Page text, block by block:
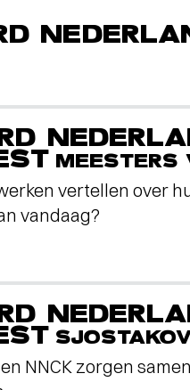
MEESTERS
vertellen over
vandaag?
en NNCK zorgen